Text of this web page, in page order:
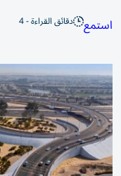
استمع دقائق القراءة - 4